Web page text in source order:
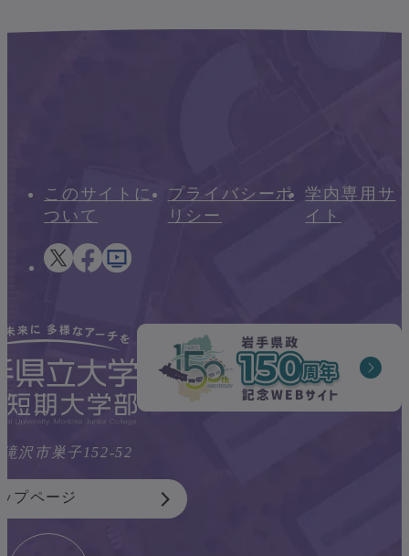
このサイトに
ついて
プライバシーポ
リシー
学内専用サ
イト
沢市巣子152-52
プページ